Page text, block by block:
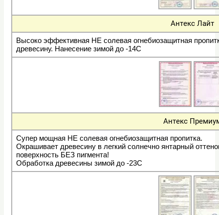
Антекс Лайт
Высоко эффективная НЕ солевая огнебиозащитная
древесину. Нанесение зимой до -14С
Антекс
Супер мощная НЕ солевая огнебиозащитная пропитка.
Окрашивает древесину в легкий солнечно янтарный
поверхность БЕЗ пигмента!
Обработка древесины зимой до -23С